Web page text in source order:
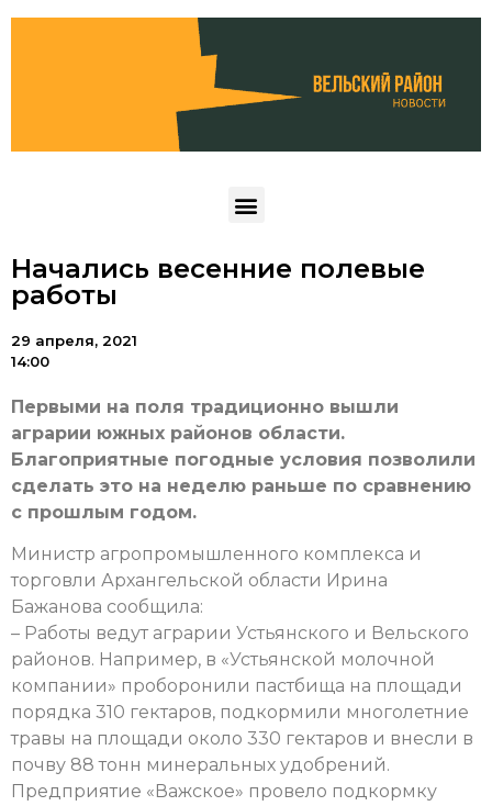
Начались весенние полевые
работы
29 апреля, 2021
14:00
Первыми на поля традиционно вышли
аграрии южных районов области.
Благоприятные погодные условия позволили
сделать это на неделю раньше по сравнению
с прошлым годом.
Министр агропромышленного комплекса и
торговли Архангельской области Ирина
Бажанова сообщила:
– Работы ведут аграрии Устьянского и Вельского
районов. Например, в «Устьянской молочной
компании» проборонили пастбища на площади
порядка 310 гектаров, подкормили многолетние
травы на площади около 330 гектаров и внесли в
почву 88 тонн минеральных удобрений.
Предприятие «Важское» провело подкормку